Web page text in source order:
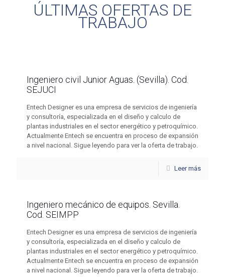
ÚLTIMAS OFERTAS DE
TRABAJO
Ingeniero civil Junior Aguas. (Sevilla). Cod.
SEJUCI
Entech Designer es una empresa de servicios de ingeniería
y consultoría, especializada en el diseño y calculo de
plantas industriales en el sector energético y petroquímico.
Actualmente Entech se encuentra en proceso de expansión
a nivel nacional. Sigue leyendo para ver la oferta de trabajo.
Leer más
Ingeniero mecánico de equipos. Sevilla.
Cod. SEIMPP
Entech Designer es una empresa de servicios de ingeniería
y consultoría, especializada en el diseño y calculo de
plantas industriales en el sector energético y petroquímico.
Actualmente Entech se encuentra en proceso de expansión
a nivel nacional. Sigue leyendo para ver la oferta de trabajo.